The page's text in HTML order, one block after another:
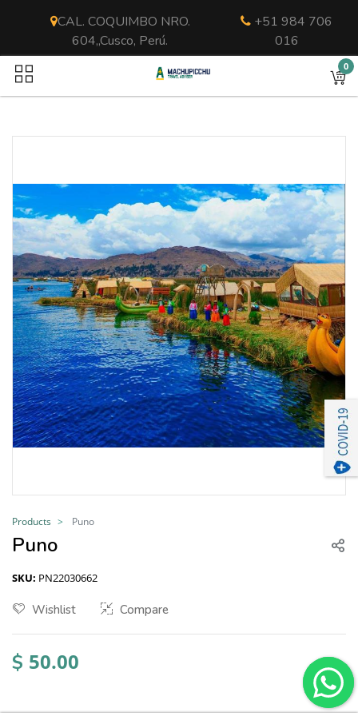
CAL. COQUIMBO NRO.
604,,Cusco, Perú.
+51 984 706
016
0
Products Puno
Puno
SKU: PN22030662
Wishlist Compare
$ 50.00